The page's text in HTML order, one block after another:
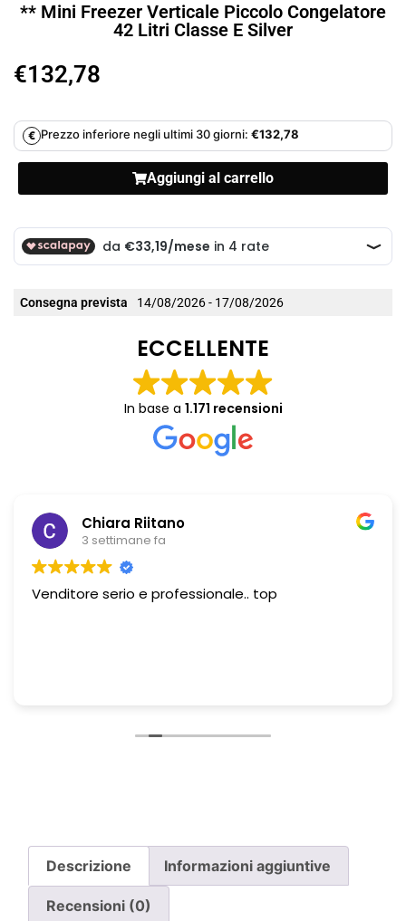
** Mini Freezer Verticale Piccolo Congelatore
42 Litri Classe E Silver
€132,78
€ Prezzo inferiore negli ultimi 30 giorni: €132,78
Aggiungi al carrello
Consegna prevista 14/08/2026 - 17/08/2026
ECCELLENTE
In base a 1.171 recensioni
Chiara Riitano
3 settimane fa
Venditore serio e professionale.. top
Descrizione Informazioni aggiuntive
Recensioni (0)